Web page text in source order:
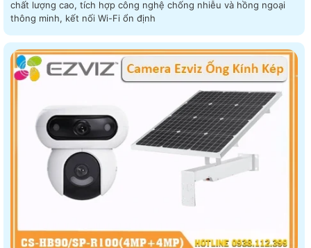
chất lượng cao, tích hợp công nghệ chống nhiễu và hồng ngoại
thông minh, kết nối Wi-Fi ổn định